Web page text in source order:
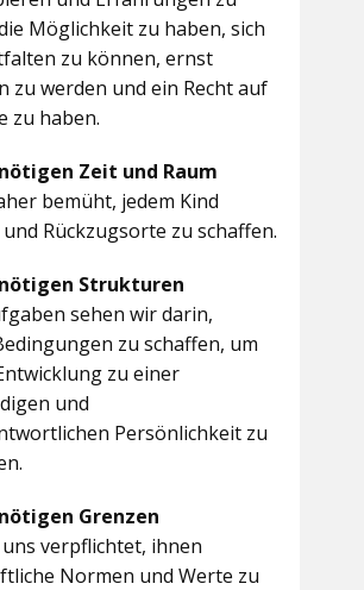
Möglichkeit zu haben, sich
zu können, ernst
zu werden und ein Recht auf
zu haben.
Zeit und Raum
bemüht, jedem Kind
Rückzugsorte zu schaffen.
Strukturen
sehen wir darin,
zu schaffen, um
zu einer
und
Persönlichkeit zu
Grenzen
verpflichtet, ihnen
Normen und Werte zu